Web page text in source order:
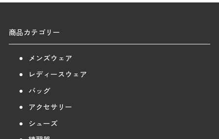
商品カテゴリー
メンズウェア
レディースウェア
バッグ
アクセサリー
シューズ